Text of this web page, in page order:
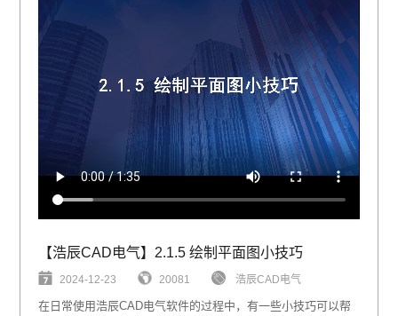
【浩辰CAD电气】2.1.5 绘制平面图小技巧
2024-12-23 20081 浩辰CAD电气
在日常使用浩辰CAD电气软件的过程中，有一些小技巧可以帮